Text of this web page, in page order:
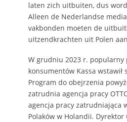
laten zich uitbuiten, dus
Alleen de Nederlandse
vakbonden moeten de
uitzendkrachten uit Polen
W grudniu 2023 r. popularny
konsumentów Kassa wstawił
Program do obejrzenia
zatrudnia agencja pracy
agencja pracy zatrudniająca
Polaków w Holandii. Dyrektor